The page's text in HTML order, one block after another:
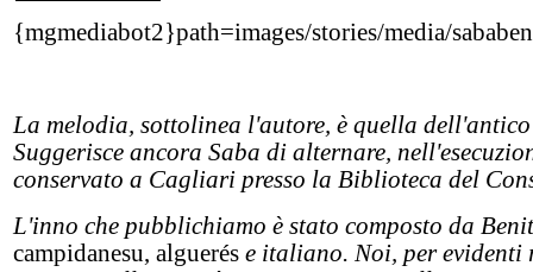
{mgmediabot2}path=images/stories/media/
La melodia, sottolinea l'autore, è quella
Suggerisce ancora Saba di alternare,
conservato a Cagliari presso la Biblioteca del
L'inno che pubblichiamo è stato composto da
campidanesu, alguerés e italiano. Noi, per evidenti